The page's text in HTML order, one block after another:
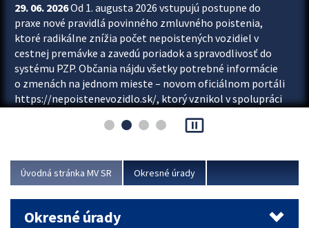
29. 06. 2026Od 1. augusta 2026 vstupujú postupne do
praxe nové pravidlá povinného zmluvného poistenia,
ktoré radikálne znížia počet nepoistených vozidiel v
cestnej premávke a zavedú poriadok a spravodlivosť do
systému PZP. Občania nájdu všetky potrebné informácie
o zmenách na jednom mieste – novom oficiálnom portáli
https://nepoistenevozidlo.sk/, ktorý vznikol v spolupráci
asociácie poisťovní (SLASPO) a Ministerstva vnútra SR.
Viac
pause_presentation
Úvodná stránka MV SR Okresné úrady
Okresné úrady